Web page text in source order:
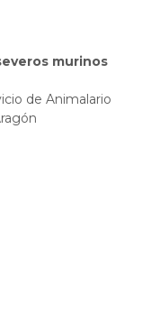
murinos
de Animalario